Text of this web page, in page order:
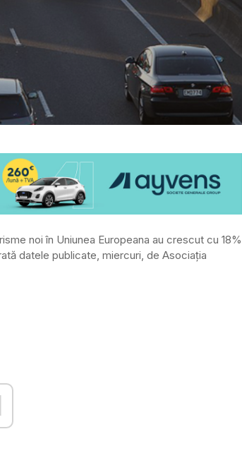
noi în Uniunea Europeana au crescut cu 18%
datele publicate, miercuri, de Asociația